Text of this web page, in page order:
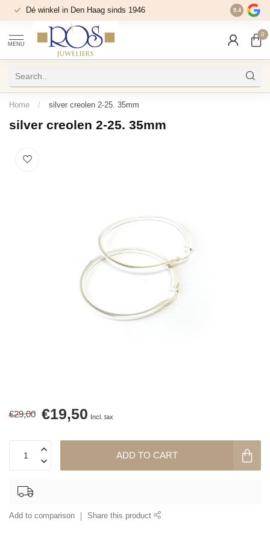
Dé winkel in Den Haag sinds 1946 9.4
MENU
0
Home / silver creolen 2-25. 35mm
silver creolen 2-25. 35mm
€29,00 €19,50 Incl. tax
ADD TO CART
Add to comparison Share this product